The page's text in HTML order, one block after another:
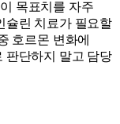
목표치를 자주
슐린 치료가 필요할
호르몬 변화에
판단하지 말고 담당